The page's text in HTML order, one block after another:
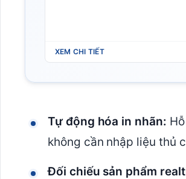
XEM CHI TIẾT
Tự động hóa in nhãn:
không cần nhập liệu thủ
Đối chiếu sản phẩm